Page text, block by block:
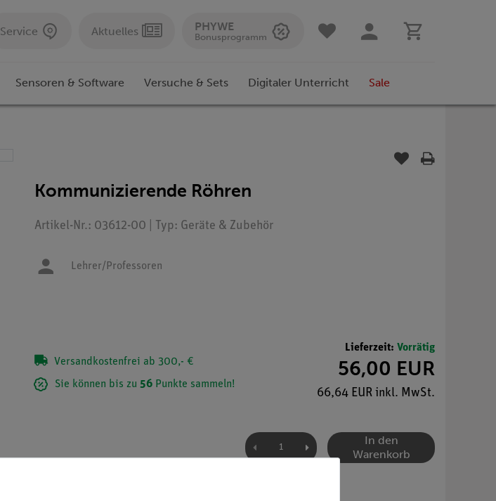
Service Aktuelles PHYWE
Bonusprogramm
Sensoren & Software Versuche & Sets Digitaler Unterricht Sale
Kommunizierende Röhren
Artikel-Nr.: 03612-00 | Typ: Geräte & Zubehör
Lehrer/Professoren
Versandkostenfrei ab 300,- €
Sie können bis zu 56 Punkte sammeln!
Lieferzeit: Vorrätig
56,00 EUR
66,64 EUR inkl. MwSt.
In den
Warenkorb